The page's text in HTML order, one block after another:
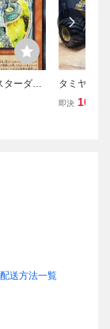
ターダス
スター
タミヤ 1/
ド モンス
即決
配送方法一覧